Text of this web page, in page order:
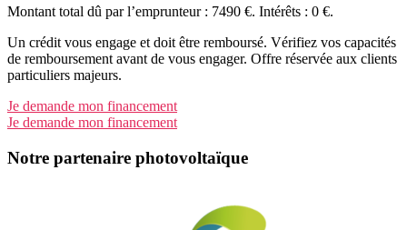
Montant total dû par l’emprunteur : 7490 €. Intérêts : 0 €.
Un crédit vous engage et doit être remboursé. Vérifiez vos capacités
de remboursement avant de vous engager. Offre réservée aux clients
particuliers majeurs.
Je demande mon financement
Je demande mon financement
Notre partenaire photovoltaïque